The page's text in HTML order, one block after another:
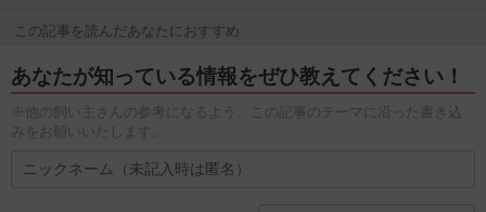
この記事を読んだあなたにおすすめ
あなたが知っている情報をぜひ教えてください！
※他の飼い主さんの参考になるよう、この記事のテーマに沿った書き込
みをお願いいたします。